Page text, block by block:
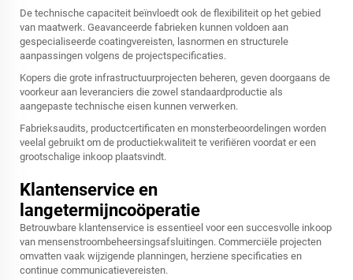
De technische capaciteit beïnvloedt ook de flexibiliteit op het gebied
van maatwerk. Geavanceerde fabrieken kunnen voldoen aan
gespecialiseerde coatingvereisten, lasnormen en structurele
aanpassingen volgens de projectspecificaties.
Kopers die grote infrastructuurprojecten beheren, geven doorgaans de
voorkeur aan leveranciers die zowel standaardproductie als
aangepaste technische eisen kunnen verwerken.
Fabrieksaudits, productcertificaten en monsterbeoordelingen worden
veelal gebruikt om de productiekwaliteit te verifiëren voordat er een
grootschalige inkoop plaatsvindt.
Klantenservice en
langetermijncoöperatie
Betrouwbare klantenservice is essentieel voor een succesvolle inkoop
van mensenstroombeheersingsafsluitingen. Commerciële projecten
omvatten vaak wijzigende planningen, herziene specificaties en
continue communicatievereisten.